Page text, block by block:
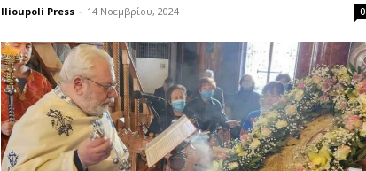
Ilioupoli Press - 14 Νοεμβρίου, 2024 0